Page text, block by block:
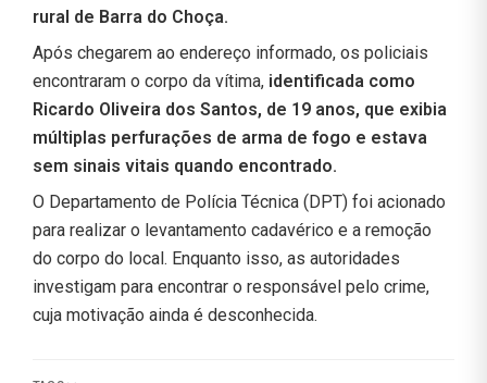
rural de Barra do Choça.
Após chegarem ao endereço informado, os policiais
encontraram o corpo da vítima, identificada como
Ricardo Oliveira dos Santos, de 19 anos, que exibia
múltiplas perfurações de arma de fogo e estava
sem sinais vitais quando encontrado.
O Departamento de Polícia Técnica (DPT) foi acionado
para realizar o levantamento cadavérico e a remoção
do corpo do local. Enquanto isso, as autoridades
investigam para encontrar o responsável pelo crime,
cuja motivação ainda é desconhecida.